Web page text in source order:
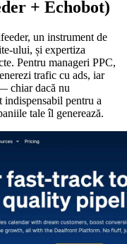
+ Echobot)
un instrument de
ului, și expertiza
Pentru manageri PPC,
trafic cu ads, iar
chiar dacă nu
pentru a
tale îl generează.